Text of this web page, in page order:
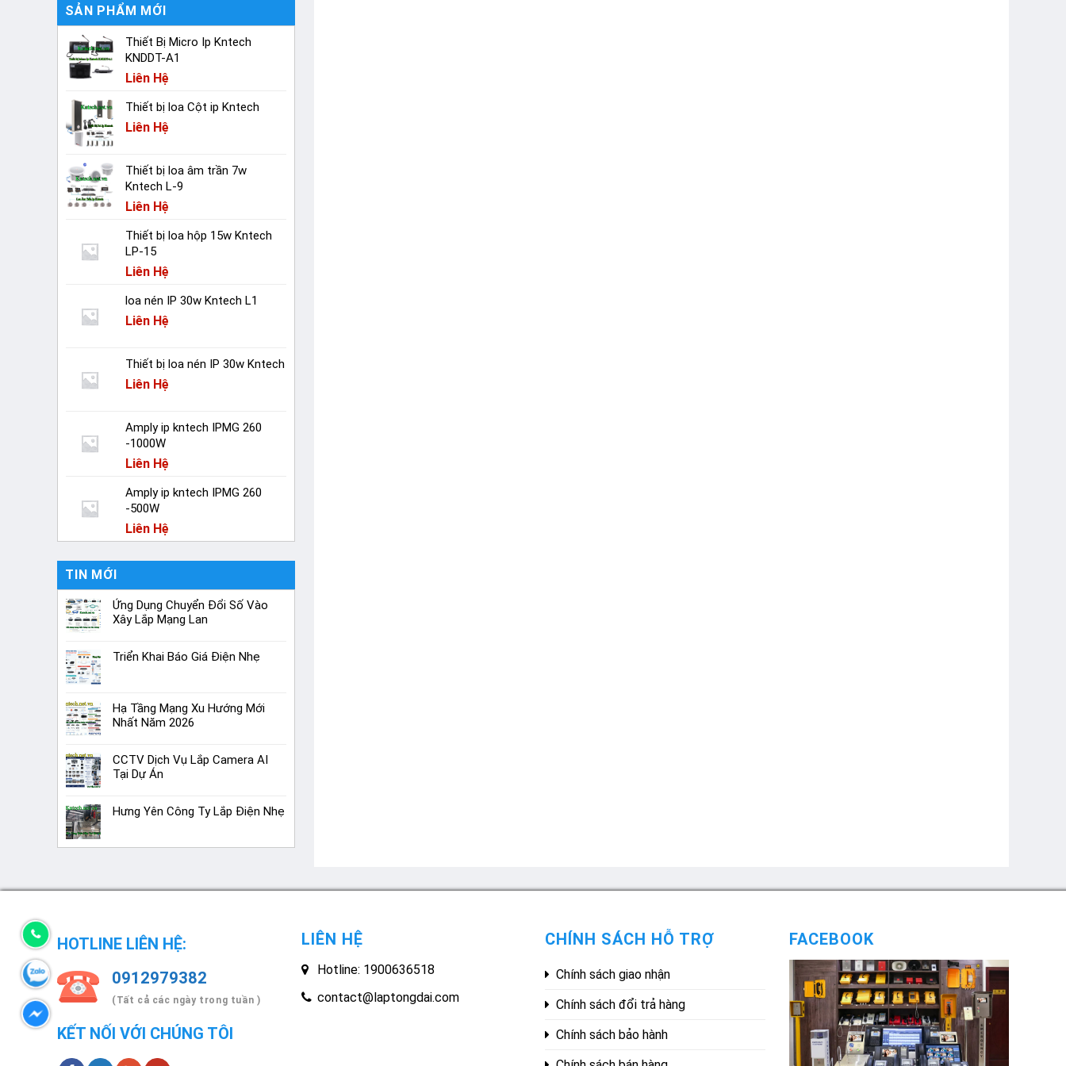
SẢN PHẨM MỚI
Thiết Bị Micro Ip Kntech
KNDDT-A1
Liên Hệ
Thiết bị loa Cột ip Kntech
Liên Hệ
Thiết bị loa âm trần 7w
Kntech L-9
Liên Hệ
Thiết bị loa hộp 15w Kntech
LP-15
Liên Hệ
loa nén IP 30w Kntech L1
Liên Hệ
Thiết bị loa nén IP 30w Kntech
Liên Hệ
Amply ip kntech IPMG 260
-1000W
Liên Hệ
Amply ip kntech IPMG 260
-500W
Liên Hệ
TIN MỚI
Ứng Dụng Chuyển Đổi Số Vào
Xây Lắp Mạng Lan
Triển Khai Báo Giá Điện Nhẹ
Hạ Tầng Mạng Xu Hướng Mới
Nhất Năm 2026
CCTV Dịch Vụ Lắp Camera AI
Tại Dự Án
Hưng Yên Công Ty Lắp Điện Nhẹ
HOTLINE LIÊN HỆ:
0912979382
(Tất cả các ngày trong tuần )
KẾT NỐI VỚI CHÚNG TÔI
LIÊN HỆ
Hotline: 1900636518
contact@laptongdai.com
CHÍNH SÁCH HỖ TRỢ
Chính sách giao nhận
Chính sách đổi trả hàng
Chính sách bảo hành
FACEBOOK